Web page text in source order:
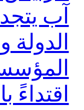
آب
الدولة
اقتداءً